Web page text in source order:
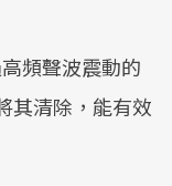
頻聲波震動的
其清除，能有效